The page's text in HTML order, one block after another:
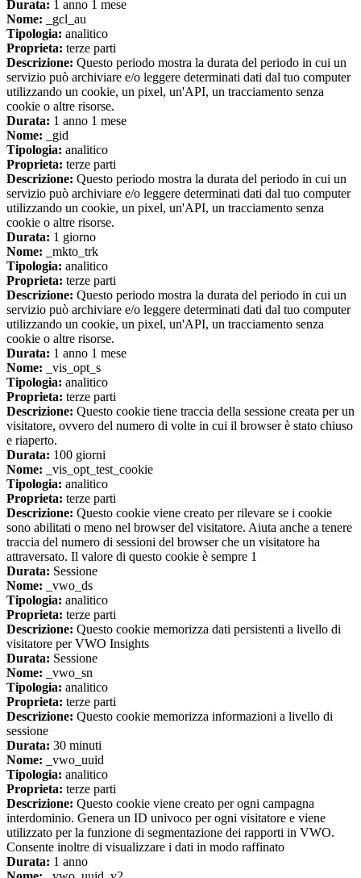
Durata: 1 anno 1 mese
Nome: _gcl_au
Tipologia: analitico
Proprieta: terze parti
Descrizione: Questo periodo mostra la durata del periodo in cui un
servizio può archiviare e/o leggere determinati dati dal tuo computer
utilizzando un cookie, un pixel, un'API, un tracciamento senza
cookie o altre risorse.
Durata: 1 anno 1 mese
Nome: _gid
Tipologia: analitico
Proprieta: terze parti
Descrizione: Questo periodo mostra la durata del periodo in cui un
servizio può archiviare e/o leggere determinati dati dal tuo computer
utilizzando un cookie, un pixel, un'API, un tracciamento senza
cookie o altre risorse.
Durata: 1 giorno
Nome: _mkto_trk
Tipologia: analitico
Proprieta: terze parti
Descrizione: Questo periodo mostra la durata del periodo in cui un
servizio può archiviare e/o leggere determinati dati dal tuo computer
utilizzando un cookie, un pixel, un'API, un tracciamento senza
cookie o altre risorse.
Durata: 1 anno 1 mese
Nome: _vis_opt_s
Tipologia: analitico
Proprieta: terze parti
Descrizione: Questo cookie tiene traccia della sessione creata per un
visitatore, ovvero del numero di volte in cui il browser è stato chiuso
e riaperto.
Durata: 100 giorni
Nome: _vis_opt_test_cookie
Tipologia: analitico
Proprieta: terze parti
Descrizione: Questo cookie viene creato per rilevare se i cookie
sono abilitati o meno nel browser del visitatore. Aiuta anche a tenere
traccia del numero di sessioni del browser che un visitatore ha
attraversato. Il valore di questo cookie è sempre 1
Durata: Sessione
Nome: _vwo_ds
Tipologia: analitico
Proprieta: terze parti
Descrizione: Questo cookie memorizza dati persistenti a livello di
visitatore per VWO Insights
Durata: Sessione
Nome: _vwo_sn
Tipologia: analitico
Proprieta: terze parti
Descrizione: Questo cookie memorizza informazioni a livello di
sessione
Durata: 30 minuti
Nome: _vwo_uuid
Tipologia: analitico
Proprieta: terze parti
Descrizione: Questo cookie viene creato per ogni campagna
interdominio. Genera un ID univoco per ogni visitatore e viene
utilizzato per la funzione di segmentazione dei rapporti in VWO.
Consente inoltre di visualizzare i dati in modo raffinato
Durata: 1 anno